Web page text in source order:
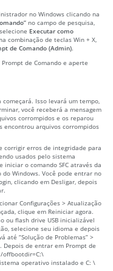
no Windows clicando na
no campo de pesquisa,
Executar como
combinação de teclas Win + X,
de Comando (Admin).
de Comando e aperte
Isso levará um tempo,
você receberá a mensagem
corrompidos e os reparou
encontrou arquivos corrompidos
corrigir erros de integridade para
usados pelo sistema
o comando SFC através da
Windows. Você pode entrar no
clicando em Desligar, depois
Configurações > Atualização
clique em Reiniciar agora.
ou flash drive USB inicializável
selecione seu idioma e depois
até “Solução de Problemas” >
Depois de entrar em Prompt de
offbootdir=C:\
operativo instalado e C: \